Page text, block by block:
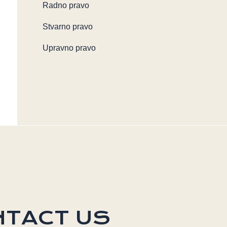
Radno pravo
Stvarno pravo
Upravno pravo
US